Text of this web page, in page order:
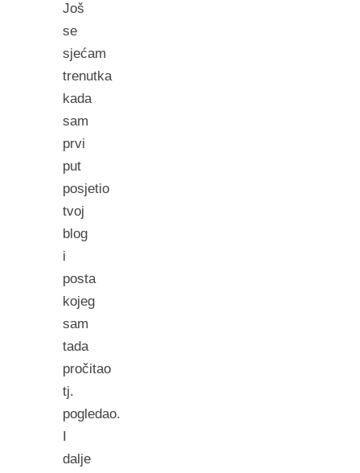
Još
se
sjećam
trenutka
kada
sam
prvi
put
posjetio
tvoj
blog
i
posta
kojeg
sam
tada
pročitao
tj.
pogledao.
I
dalje